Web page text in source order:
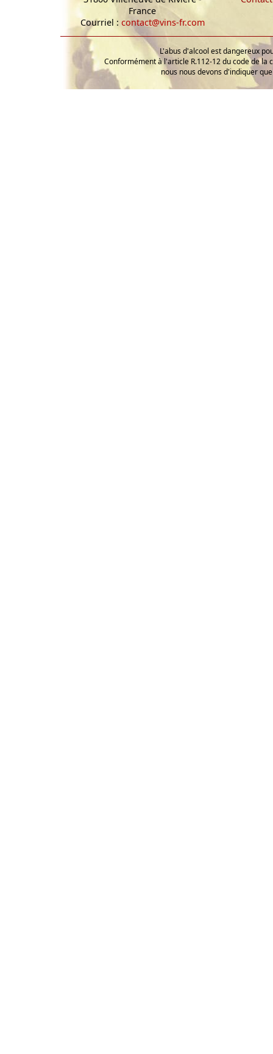
France
Courriel : contact@vins-fr.com
L'abus d'alcool est dangereux
Conformément à l'article R.112-12 du code de la
nous nous devons d'indiquer